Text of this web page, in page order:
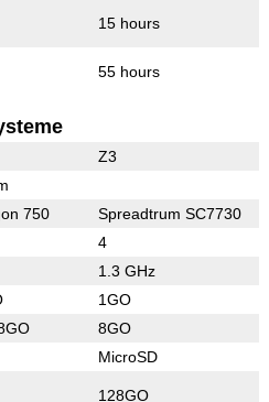
15 hours
55 hours
Z3
750 Spreadtrum SC7730
4
1.3 GHz
1GO
8GO
MicroSD
128GO